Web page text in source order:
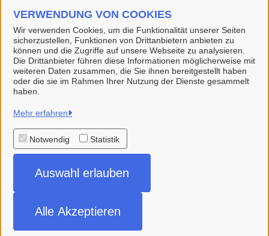
VERWENDUNG VON COOKIES
Wir verwenden Cookies, um die Funktionalität unserer Seiten
sicherzustellen, Funktionen von Drittanbietern anbieten zu
können und die Zugriffe auf unsere Webseite zu analysieren.
Die Drittanbieter führen diese Informationen möglicherweise mit
weiteren Daten zusammen, die Sie ihnen bereitgestellt haben
oder die sie im Rahmen Ihrer Nutzung der Dienste gesammelt
haben.
Mehr erfahren
Notwendig Statistik
Auswahl erlauben
Alle Akzeptieren
Stadtverwaltung
Hansestadt Buxtehude
Alle Rechte vorbehalten
Datenschutzerklärung